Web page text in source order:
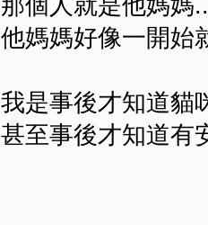
他媽媽好像一開始
我是事後才知道貓
甚至事後才知道有